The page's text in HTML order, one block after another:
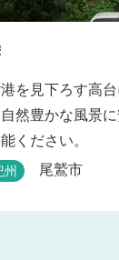
を見下ろす高
然豊かな風景
ください。
州 尾鷲市